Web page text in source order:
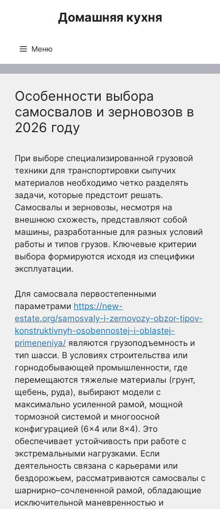
Домашняя кухня
Меню
Особенности выбора
самосвалов и зерновозов в
2026 году
При выборе специализированной грузовой
техники для транспортировки сыпучих
материалов необходимо четко разделять
задачи, которые предстоит решать.
Самосвалы и зерновозы, несмотря на
внешнюю схожесть, представляют собой
машины, разработанные для разных условий
работы и типов грузов. Ключевые критерии
выбора формируются исходя из специфики
эксплуатации.
Для самосвала первостепенными
параметрами https://new-
estate.org/samosvaly-i-zernovozy-obzor-tipov-
konstruktivnyh-osobennostej-i-oblastej-
primeneniya/ являются грузоподъемность и
тип шасси. В условиях строительства или
горнодобывающей промышленности, где
перемещаются тяжелые материалы (грунт,
щебень, руда), выбирают модели с
максимально усиленной рамой, мощной
тормозной системой и многоосной
конфигурацией (6×4 или 8×4). Это
обеспечивает устойчивость при работе с
экстремальными нагрузками. Если
деятельность связана с карьерами или
бездорожьем, рассматриваются самосвалы с
шарнирно–сочлененной рамой, обладающие
исключительной маневренностью и